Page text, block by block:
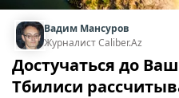
Вадим Мансуров
Журналист Caliber.Az
Достучаться до
Тбилиси